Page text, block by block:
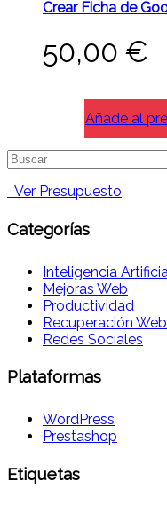
Crear Ficha de
50,00 €
Añade al
Buscar:
Ver Presupuesto
Categorías
Inteligencia
Mejoras Web
Productividad
Recuperación Web
Redes Sociales
Plataformas
WordPress
Prestashop
Etiquetas